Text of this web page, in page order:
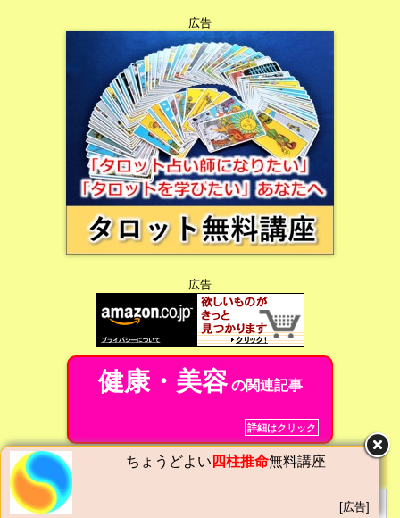
広告
広告
健康・美容の関連記事
詳細はクリック
サイト内の検索ちょうどよい 四柱推命無料講座
[広告]